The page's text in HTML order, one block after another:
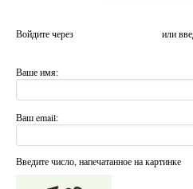
Войдите через или
Ваше имя:
Ваш email:
Введите число, напечатанное на картинке